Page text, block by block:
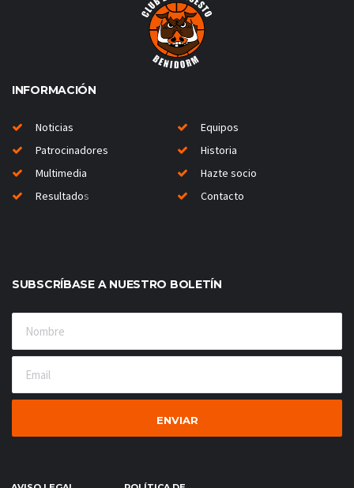
INFORMACIÓN
Noticias
Equipos
Patrocinadores
Historia
Multimedia
Hazte socio
Resultados Contacto
SUBSCRÍBASE A NUESTRO BOLETÍN